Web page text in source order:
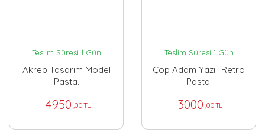
Teslim Süresi 1 Gün
Akrep Tasarım Model
Pasta.
4950 ,00 TL
Teslim Süresi 1 Gün
Çöp Adam Yazılı Retro
Pasta.
3000 ,00 TL